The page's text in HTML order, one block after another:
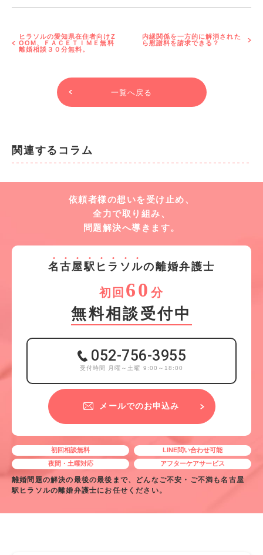
ヒラソルの愛知県在住者向けZ
OOM、ＦＡＣＥＴＩＭＥ無料
離婚相談３０分無料。
内縁関係を一方的に解消された
ら慰謝料を請求できる？
一覧へ戻る
関連するコラム
依頼者様の想いを受け止め、
全力で取り組み、
問題解決へ導きます。
名 古屋駅 ヒ ラ ソルの離婚弁護士
初回 60 分
無料相談受付中
052-756-3955
受付時間 月曜～土曜 9:00～18:00
メールでのお申込み
初回相談無料
LINE問い合わせ可能
夜間・土曜対応
アフターケアサービス
離婚問題の解決の最後の最後まで、どんなご不安・ご不満も名古屋
駅ヒラソルの離婚弁護士にお任せください。